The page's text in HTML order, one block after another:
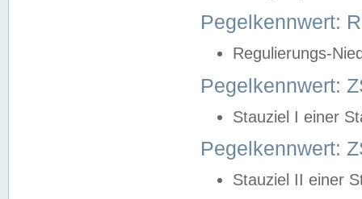
Pegelkennwert:
Regulierungs-
Pegelkennwert:
Stauziel I einer
Pegelkennwert:
Stauziel II einer